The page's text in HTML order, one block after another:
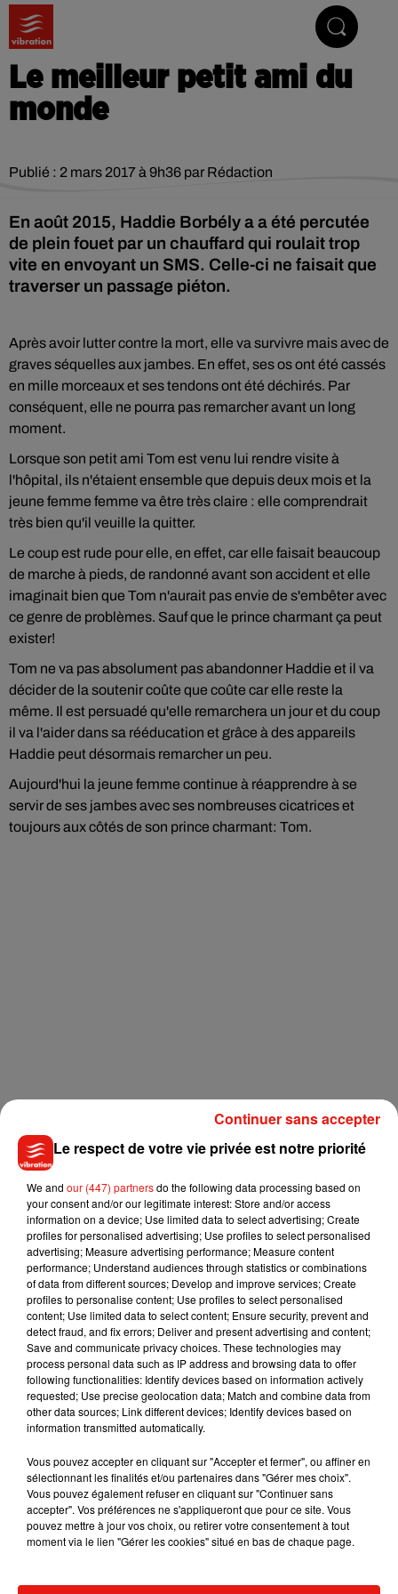
Le meilleur petit ami du
monde
Publié : 2 mars 2017 à 9h36 par Rédaction
En août 2015, Haddie Borbély a a été percutée
de plein fouet par un chauffard qui roulait trop
vite en envoyant un SMS. Celle-ci ne faisait que
traverser un passage piéton.
Après avoir lutter contre la mort, elle va survivre mais avec de
graves séquelles aux jambes. En effet, ses os ont été cassés
en mille morceaux et ses tendons ont été déchirés. Par
conséquent, elle ne pourra pas remarcher avant un long
moment.
Lorsque son petit ami Tom est venu lui rendre visite à
l'hôpital, ils n'étaient ensemble que depuis deux mois et la
jeune femme femme va être très claire : elle comprendrait
très bien qu'il veuille la quitter.
Le coup est rude pour elle, en effet, car elle faisait beaucoup
de marche à pieds, de randonné avant son accident et elle
imaginait bien que Tom n'aurait pas envie de s'embêter avec
ce genre de problèmes. Sauf que le prince charmant ça peut
exister!
Tom ne va pas absolument pas abandonner Haddie et il va
décider de la soutenir coûte que coûte car elle reste la
même. Il est persuadé qu'elle remarchera un jour et du coup
il va l'aider dans sa rééducation et grâce à des appareils
Haddie peut désormais remarcher un peu.
Aujourd'hui la jeune femme continue à réapprendre à se
servir de ses jambes avec ses nombreuses cicatrices et
toujours aux côtés de son prince charmant: Tom.
Musique
7 août 2026
Julien Lieb s’essaye à la vie de chatelain
dans son nouveau clip
7 août 2026
Madonna sort enfin le remix de « Love
Sensation » avec Kylie Minogue
Tayc et Didi B dévoilent le single le plus
Le respect de votre vie privée est notre priorité
We and our (447) partnersdo the following data processing based on
your consent and/or our legitimate interest: Store and/or access
information on a device; Use limited data to select advertising; Create
profiles for personalised advertising; Use profiles to select personalised
advertising; Measure advertising performance; Measure content
performance; Understand audiences through statistics or combinations
of data from different sources; Develop and improve services; Create
profiles to personalise content; Use profiles to select personalised
content; Use limited data to select content; Ensure security, prevent and
detect fraud, and fix errors; Deliver and present advertising and content;
Save and communicate privacy choices. These technologies may
process personal data such as IP address and browsing data to offer
following functionalities: Identify devices based on information actively
requested; Use precise geolocation data; Match and combine data from
other data sources; Link different devices; Identify devices based on
information transmitted automatically.
Vous pouvez accepter en cliquant sur "Accepter et fermer", ou affiner en
sélectionnant les finalités et/ou partenaires dans "Gérer mes choix".
Vous pouvez également refuser en cliquant sur "Continuer sans
accepter". Vos préférences ne s'appliqueront que pour ce site. Vous
pouvez mettre à jour vos choix, ou retirer votre consentement à tout
moment via le lien "Gérer les cookies" situé en bas de chaque page.
Continuer sans accepter